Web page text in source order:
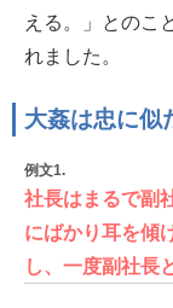
える。」とのこ
れました。
大姦は忠に似
例文1.
社長はまるで副
にばかり耳を傾
し、一度副社長